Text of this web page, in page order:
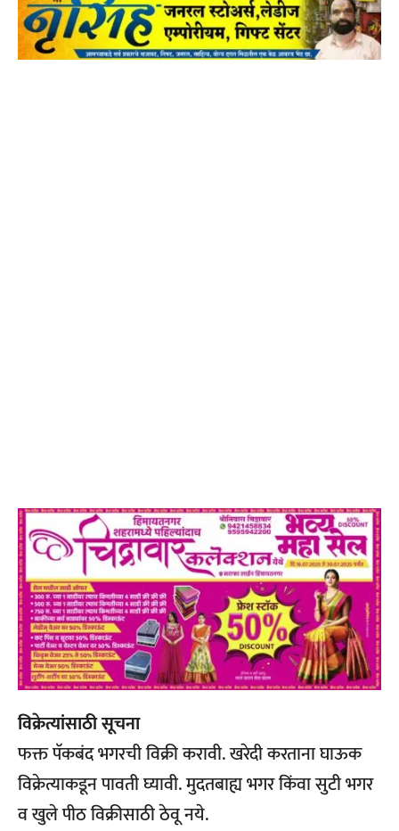
विक्रेत्यांसाठी सूचना
फक्त पॅकबंद भगरची विक्री करावी. खरेदी करताना घाऊक
विक्रेत्याकडून पावती घ्यावी. मुदतबाह्य भगर किंवा सुटी भगर
व खुले पीठ विक्रीसाठी ठेवू नये.